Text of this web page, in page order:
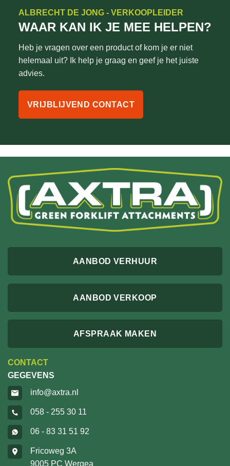
ALBRECHT DE JONG - VERKOOPLEIDER
WAAR KAN IK JE MEE HELPEN?
Heb je vragen over een product of kom je er niet
helemaal uit? Ik help je graag en geef je het juiste
advies.
VRIJBLIJVEND CONTACT
AANBOD VERHUUR
AANBOD VERKOOP
AFSPRAAK MAKEN
CONTACT
GEGEVENS
info@axtra.nl
058 - 255 30 11
06 - 83 31 51 92
Fricoweg 3A
9005 PC Wergea